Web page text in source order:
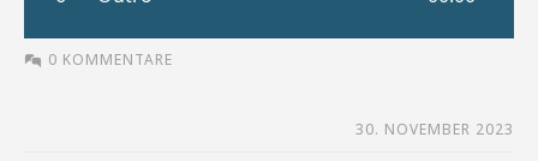
0 KOMMENTARE
30. NOVEMBER 2023